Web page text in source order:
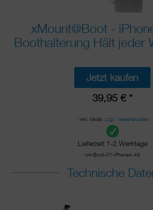
xMount@Boot -
Boothalterung Hält jeder
Jetzt kaufen
39,95 € *
* inkl. MwSt. zzgl. Versandkosten
Lieferzeit 1-2 Werktage
xm-Boot-01-iPhone4-4S
Technische